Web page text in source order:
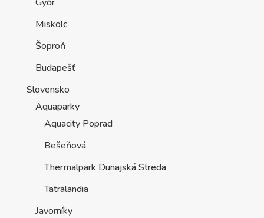
Miskolc
Šoproň
Budapešť
Slovensko
Aquaparky
Aquacity Poprad
Bešeňová
Thermalpark Dunajská Streda
Tatralandia
Javorníky